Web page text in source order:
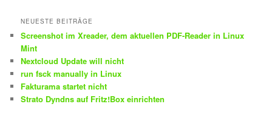
NEUESTE BEITRÄGE
Screenshot im Xreader, dem aktuellen PDF-Reader in Linux
Mint
Nextcloud Update will nicht
run fsck manually in Linux
Fakturama startet nicht
Strato Dyndns auf Fritz!Box einrichten